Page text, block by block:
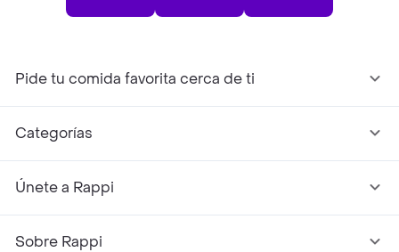
Pide tu comida favorita cerca de ti
Categorías
Únete a Rappi
Sobre Rappi